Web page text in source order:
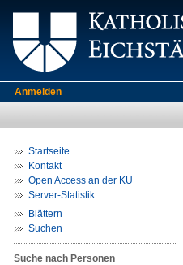
Anmelden
Startseite
Kontakt
Open Access an der KU
Server-Statistik
Blättern
Suchen
Suche nach Personen